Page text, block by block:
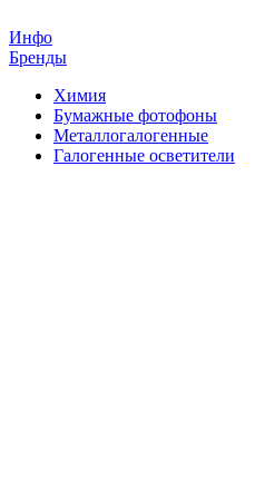
Инфо
Бренды
Химия
Бумажные фотофоны
Металлогалогенные
Галогенные осветители